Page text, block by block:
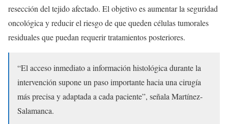
resección del tejido afectado. El objetivo es aumentar la seguridad
oncológica y reducir el riesgo de que queden células tumorales
residuales que puedan requerir tratamientos posteriores.
“El acceso inmediato a información histológica durante la
intervención supone un paso importante hacia una cirugía
más precisa y adaptada a cada paciente”, señala Martínez-
Salamanca.